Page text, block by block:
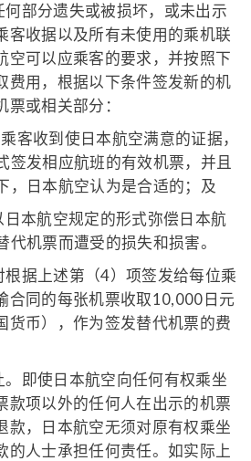
何部分遗失或被损坏，或未出示
客收据以及所有未使用的乘机联
空可以应乘客的要求，并按照下
费用，根据以下条件签发新的机
或相关部分：
客收到使日本航空满意的证据，
签发相应航班的有效机票，并且
，日本航空认为是合适的；及
日本航空规定的形式弥偿日本航
代机票而遭受的损失和损害。
根据上述第（4）项签发给每位乘
合同的每张机票收取10,000日元
货币），作为签发替代机票的费
。即使日本航空向任何有权乘坐
款项以外的任何人在出示的机票
款，日本航空无须对原有权乘坐
的人士承担任何责任。如实际上